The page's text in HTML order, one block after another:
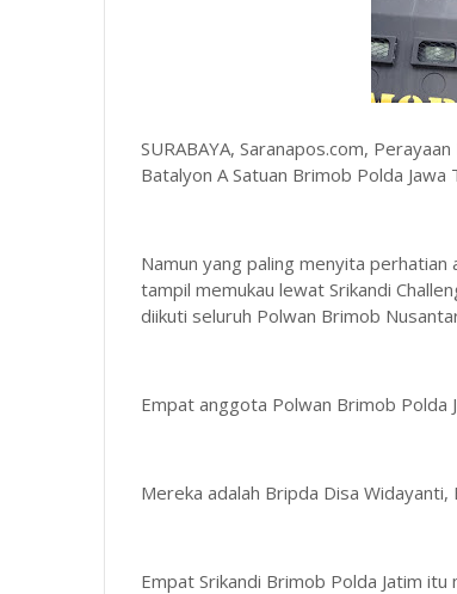
SURABAYA, Saranapos.com,
Batalyon A Satuan Brimob Polda
Namun yang paling menyita perhatian
tampil memukau lewat Srikandi
diikuti seluruh Polwan Brimob
Empat anggota Polwan Brimob
Mereka adalah Bripda Disa Widayanti,
Empat Srikandi Brimob Polda Jatim